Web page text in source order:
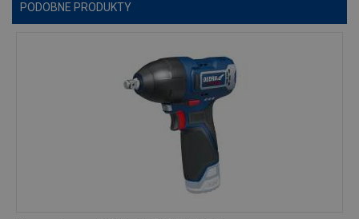
PODOBNE PRODUKTY